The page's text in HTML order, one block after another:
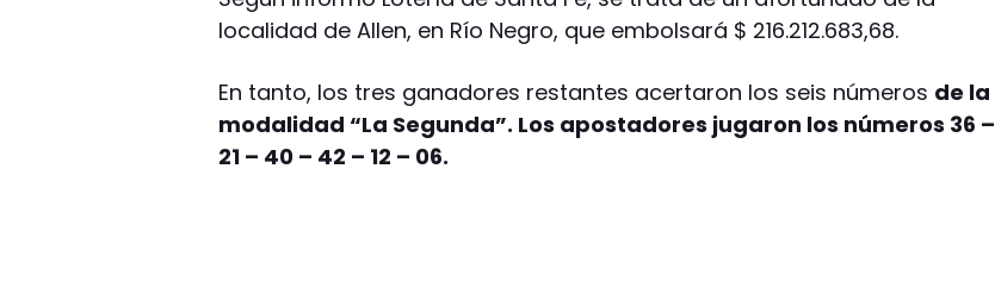
localidad de Allen, en Río Negro, que embolsará $ 216.212.683,68.
En tanto, los tres ganadores restantes acertaron los seis números de la
modalidad “La Segunda”. Los apostadores jugaron los números 36 –
21 – 40 – 42 – 12 – 06.